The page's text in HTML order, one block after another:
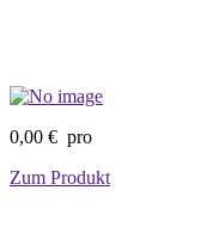
0,00 € pro
Zum Produkt